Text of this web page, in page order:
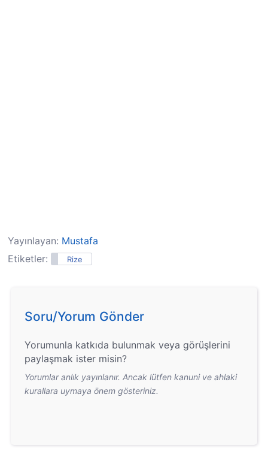
Yayınlayan: Mustafa
Etiketler:
Rize
Soru/Yorum Gönder
Yorumunla katkıda bulunmak veya görüşlerini
paylaşmak ister misin?
Yorumlar anlık yayınlanır. Ancak lütfen kanuni ve ahlaki
kurallara uymaya önem gösteriniz.